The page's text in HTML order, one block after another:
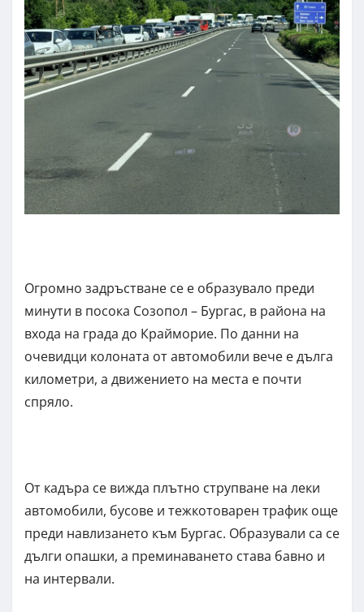
Огромно задръстване се е образувало преди
минути в посока Созопол – Бургас, в района на
входа на града до Крайморие. По данни на
очевидци колоната от автомобили вече е дълга
километри, а движението на места е почти
спряло.
От кадъра се вижда плътно струпване на леки
автомобили, бусове и тежкотоварен трафик още
преди навлизането към Бургас. Образували са се
дълги опашки, а преминаването става бавно и
на интервали.